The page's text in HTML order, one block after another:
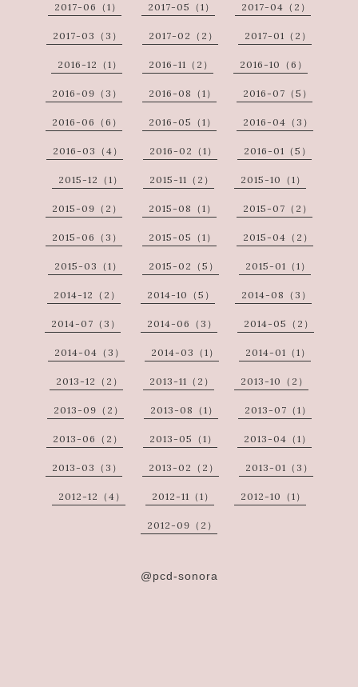
2017-06（1） 2017-05（1） 2017-04（2）
2017-03（3） 2017-02（2） 2017-01（2）
2016-12（1） 2016-11（2） 2016-10（6）
2016-09（3） 2016-08（1） 2016-07（5）
2016-06（6） 2016-05（1） 2016-04（3）
2016-03（4） 2016-02（1） 2016-01（5）
2015-12（1） 2015-11（2） 2015-10（1）
2015-09（2） 2015-08（1） 2015-07（2）
2015-06（3） 2015-05（1） 2015-04（2）
2015-03（1） 2015-02（5） 2015-01（1）
2014-12（2） 2014-10（5） 2014-08（3）
2014-07（3） 2014-06（3） 2014-05（2）
2014-04（3） 2014-03（1） 2014-01（1）
2013-12（2） 2013-11（2） 2013-10（2）
2013-09（2） 2013-08（1） 2013-07（1）
2013-06（2） 2013-05（1） 2013-04（1）
2013-03（3） 2013-02（2） 2013-01（3）
2012-12（4） 2012-11（1） 2012-10（1）
2012-09（2）
@pcd-sonora